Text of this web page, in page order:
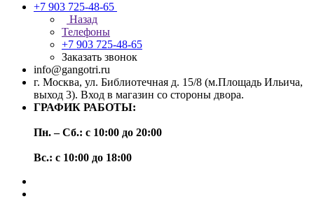
+7 903 725-48-65
Назад
Телефоны
+7 903 725-48-65
Заказать звонок
info@gangotri.ru
г. Москва, ул. Библиотечная д. 15/8 (м.Площадь Ильича,
выход 3). Вход в магазин со стороны двора.
ГРАФИК РАБОТЫ:
Пн. – Сб.: с 10:00 до 20:00
Вс.: с 10:00 до 18:00